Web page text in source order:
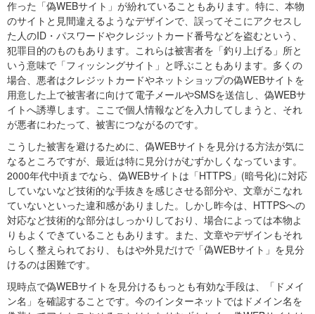
作った「偽WEBサイト」が紛れていることもあります。特に、本物
のサイトと見間違えるようなデザインで、誤ってそこにアクセスし
た人のID・パスワードやクレジットカード番号などを盗むという、
犯罪目的のものもあります。これらは被害者を「釣り上げる」所と
いう意味で「フィッシングサイト」と呼ぶこともあります。多くの
場合、悪者はクレジットカードやネットショップの偽WEBサイトを
用意した上で被害者に向けて電子メールやSMSを送信し、偽WEBサ
イトへ誘導します。ここで個人情報などを入力してしまうと、それ
が悪者にわたって、被害につながるのです。
こうした被害を避けるために、偽WEBサイトを見分ける方法が気に
なるところですが、最近は特に見分けがむずかしくなっています。
2000年代中頃までなら、偽WEBサイトは「HTTPS」(暗号化)に対応
していないなど技術的な手抜きを感じさせる部分や、文章がこなれ
ていないといった違和感がありました。しかし昨今は、HTTPSへの
対応など技術的な部分はしっかりしており、場合によっては本物よ
りもよくできていることもあります。また、文章やデザインもそれ
らしく整えられており、もはや外見だけで「偽WEBサイト」を見分
けるのは困難です。
現時点で偽WEBサイトを見分けるもっとも有効な手段は、「ドメイ
ン名」を確認することです。今のインターネットではドメイン名を